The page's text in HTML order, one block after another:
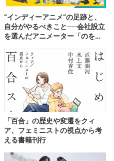
“インディーアニメ“の足跡と、
自分がやるべきこと──会社設立
を選んだアニメーター「のを
「百合」の歴史や変遷をクィ
ア、フェミニストの視点から考
える書籍刊行